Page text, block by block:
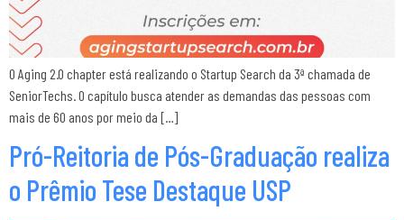
O Aging 2.0 chapter está realizando o Startup Search da 3ª chamada de
SeniorTechs. O capítulo busca atender as demandas das pessoas com
mais de 60 anos por meio da […]
Pró-Reitoria de Pós-Graduação realiza
o Prêmio Tese Destaque USP